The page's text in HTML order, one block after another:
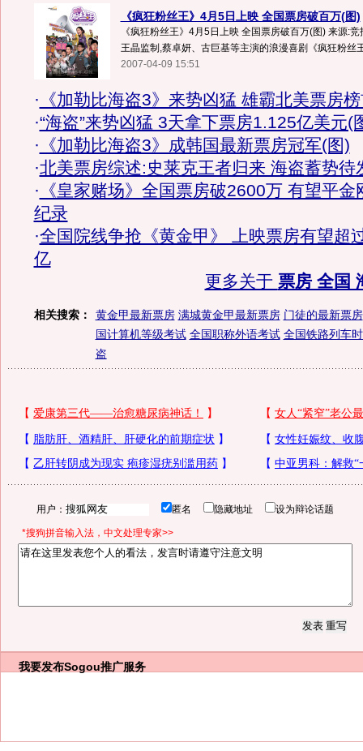
《疯狂粉丝王》4月5日上映 全国票房破百万(图)
《疯狂粉丝王》4月5日上映 全国票房破百万(图) 来源:
王晶监制,蔡卓妍、古巨基等主演的浪漫喜剧《疯狂粉丝
2007-04-09 15:51
· 《加勒比海盗3》来势凶猛 雄霸北美票房
·“海盗”来势凶猛 3天拿下票房1.125亿美元(
· 《加勒比海盗3》成韩国最新票房冠军(图)
·北美票房综述:史莱克王者归来 海盗蓄势待
· 《皇家赌场》全国票房破2600万 有望平金
纪录
·全国院线争抢《黄金甲》 上映票房有望超
亿
更多关于 票房 全国
相关搜索： 黄金甲最新票房 满城黄金甲最新票房 门徒的最新票房
国计算机等级考试 全国职称外语考试 全国铁路列车
盗
用户： 匿名 隐藏地址 设为辩论话题
*搜狗拼音输入法，中文处理专家>>
我要发布Sogou推广服务